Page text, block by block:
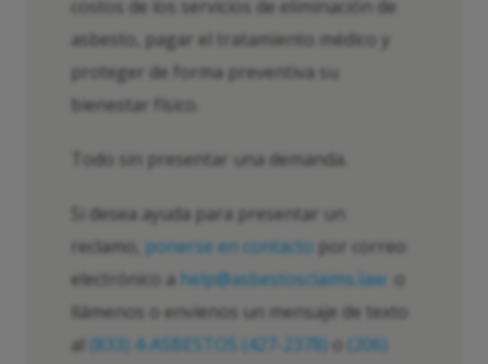
costos de los servicios de eliminación de
asbesto, pagar el tratamiento médico y
proteger de forma preventiva su
bienestar físico.
Todo sin presentar una demanda.
Si desea ayuda para presentar un
reclamo, ponerse en contacto por correo
electrónico a help@asbestosclaims.law
llámenos o envíenos un mensaje de texto
al (833) 4-ASBESTOS (427-2378)
(206)